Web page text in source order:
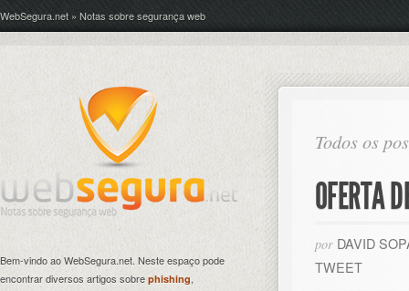
WebSegura.net » Notas sobre segurança web
Todos os
OFERTA
por DAVID
TWEET
Bem-vindo ao WebSegura.net. Neste espaço pode
encontrar diversos artigos sobre phishing,